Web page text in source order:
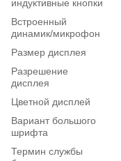
индуктивные кнопки
Встроенный
динамик/микрофон
Размер дисплея
Разрешение
дисплея
Цветной дисплей
Вариант большого
шрифта
Термин службы